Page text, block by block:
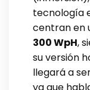
tecnología
centran en
300 WpH,
su versión
llegará a